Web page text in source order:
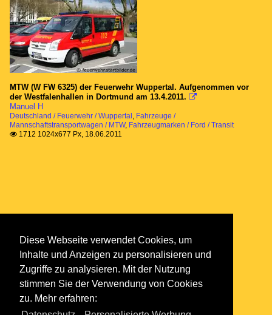
MTW (W FW 6325) der Feuerwehr Wuppertal. Aufgenommen vor
der Westfalenhallen in Dortmund am 13.4.2011. 
Manuel H
Deutschland / Feuerwehr / Wuppertal Fahrzeuge /
Mannschaftstransportwagen / MTW, Fahrzeugmarken / Ford / Transit
 1712 1024x677 Px, 18.06.2011
Diese Webseite verwendet Cookies, um
Inhalte und Anzeigen zu personalisieren und
Zugriffe zu analysieren. Mit der Nutzung
stimmen Sie der Verwendung von Cookies
zu. Mehr erfahren: